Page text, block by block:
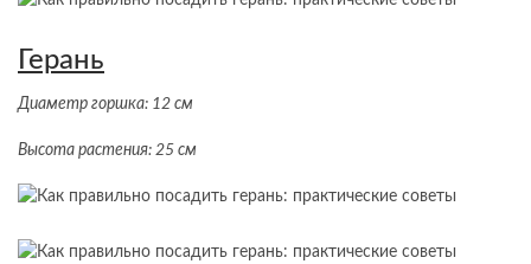
Герань
Диаметр горшка: 12 см
Высота растения: 25 см